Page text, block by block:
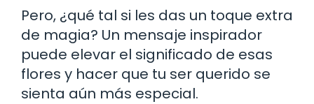
Pero, ¿qué tal si les das un toque extra
de magia? Un mensaje inspirador
puede elevar el significado de esas
flores y hacer que tu ser querido se
sienta aún más especial.